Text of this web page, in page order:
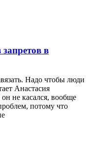
в
Надо чтобы люди
Анастасия
не касался, вообще
потому что